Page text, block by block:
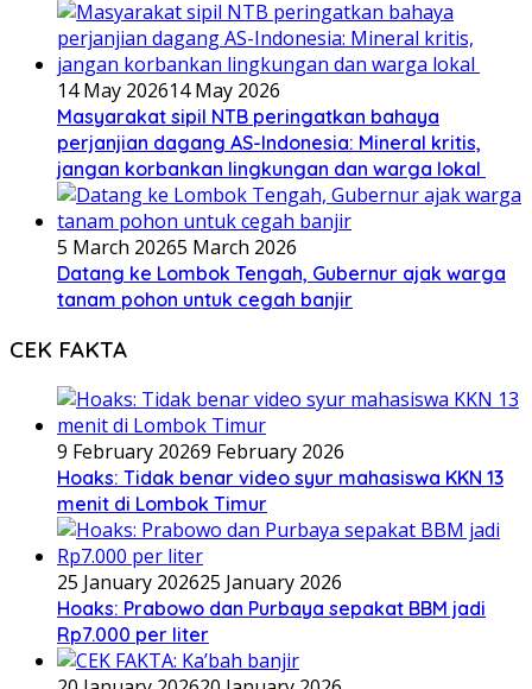
14 May 202614 May 2026
Masyarakat sipil NTB peringatkan bahaya
perjanjian dagang AS-Indonesia: Mineral kritis,
jangan korbankan lingkungan dan warga lokal
5 March 20265 March 2026
Datang ke Lombok Tengah, Gubernur ajak warga
tanam pohon untuk cegah banjir
CEK FAKTA
9 February 20269 February 2026
Hoaks: Tidak benar video syur mahasiswa KKN 13
menit di Lombok Timur
25 January 202625 January 2026
Hoaks: Prabowo dan Purbaya sepakat BBM jadi
Rp7.000 per liter